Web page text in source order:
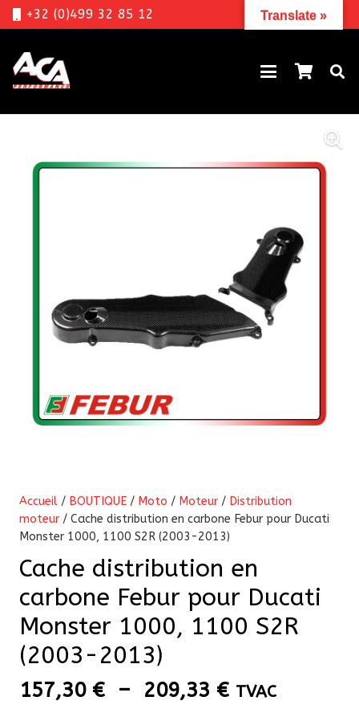
+32 (0)499 32 85 12
Accueil / BOUTIQUE / Moto / Moteur / Distribution
moteur / Cache distribution en carbone Febur pour Ducati
Monster 1000, 1100 S2R (2003-2013)
Cache distribution en
carbone Febur pour Ducati
Monster 1000, 1100 S2R
(2003-2013)
157,30 € – 209,33 €Plage
TVAC
Translate »